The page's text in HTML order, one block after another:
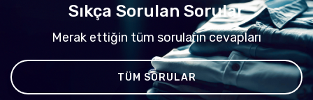
Sıkça Sorulan Sorular
Merak ettiğin tüm soruların cevapları
TÜM SORULAR